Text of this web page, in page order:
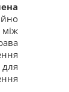
для